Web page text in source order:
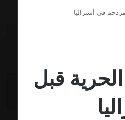
في أستراليا
قبل